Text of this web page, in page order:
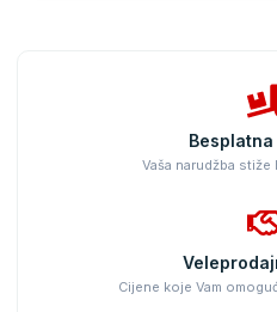
Vaša narudžba
Cijene koje Vam